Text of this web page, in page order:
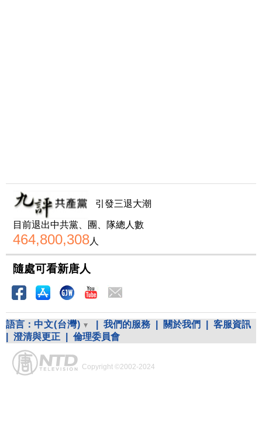
引發三退大潮
目前退出中共黨、團、隊總人數
464,800,308人
隨處可看新唐人
語言： 中文(台灣) 我們的服務 關於我們
客服資訊
澄清與更正 倫理委員會
Copyright ©2002-2024